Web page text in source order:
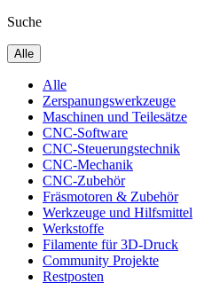
Suche
Alle
Alle
Zerspanungswerkzeuge
Maschinen und Teilesätze
CNC-Software
CNC-Steuerungstechnik
CNC-Mechanik
CNC-Zubehör
Fräsmotoren & Zubehör
Werkzeuge und Hilfsmittel
Werkstoffe
Filamente für 3D-Druck
Community Projekte
Restposten